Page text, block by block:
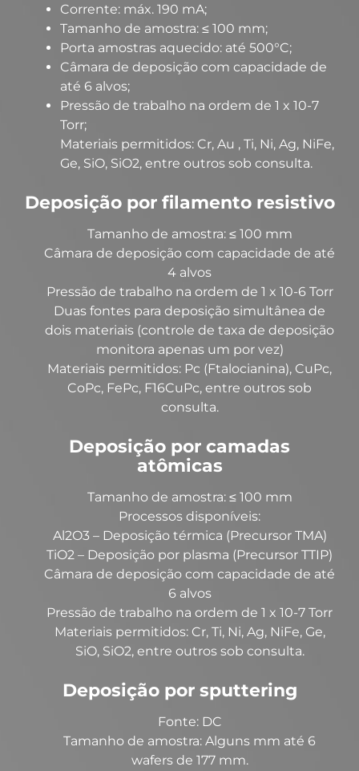
Corrente: máx. 190 mA;
Tamanho de amostra: ≤ 100 mm;
Porta amostras aquecido: até 500°C;
Câmara de deposição com capacidade de
até 6 alvos;
Pressão de trabalho na ordem de 1 x 10-7
Torr;
Materiais permitidos: Cr, Au , Ti, Ni, Ag, NiFe,
Ge, SiO, SiO2, entre outros sob consulta.
Deposição por filamento resistivo
Tamanho de amostra: ≤ 100 mm
Câmara de deposição com capacidade de até
4 alvos
Pressão de trabalho na ordem de 1 x 10-6 Torr
Duas fontes para deposição simultânea de
dois materiais (controle de taxa de deposição
monitora apenas um por vez)
Materiais permitidos: Pc (Ftalocianina), CuPc,
CoPc, FePc, F16CuPc, entre outros sob
consulta.
Deposição por camadas
atômicas
Tamanho de amostra: ≤ 100 mm
Processos disponíveis:
Al2O3 – Deposição térmica (Precursor TMA)
TiO2 – Deposição por plasma (Precursor TTIP)
Câmara de deposição com capacidade de até
6 alvos
Pressão de trabalho na ordem de 1 x 10-7 Torr
Materiais permitidos: Cr, Ti, Ni, Ag, NiFe, Ge,
SiO, SiO2, entre outros sob consulta.
Deposição por sputtering
Fonte: DC
Tamanho de amostra: Alguns mm até 6
wafers de 177 mm.